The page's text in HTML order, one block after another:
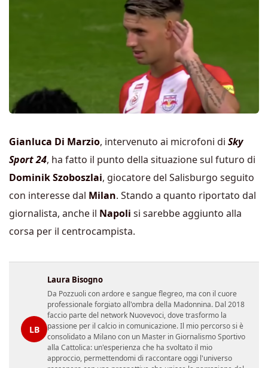
Gianluca Di Marzio, intervenuto ai microfoni di Sky
Sport 24, ha fatto il punto della situazione sul futuro di
Dominik Szoboszlai, giocatore del Salisburgo seguito
con interesse dal Milan. Stando a quanto riportato dal
giornalista, anche il Napoli si sarebbe aggiunto alla
corsa per il centrocampista.
LB
Laura Bisogno
Da Pozzuoli con ardore e sangue flegreo, ma con il cuore
professionale forgiato all'ombra della Madonnina. Dal 2018
faccio parte del network Nuovevoci, dove trasformo la
passione per il calcio in comunicazione. Il mio percorso si è
consolidato a Milano con un Master in Giornalismo Sportivo
alla Cattolica: un'esperienza che ha svoltato il mio
approccio, permettendomi di raccontare oggi l'universo